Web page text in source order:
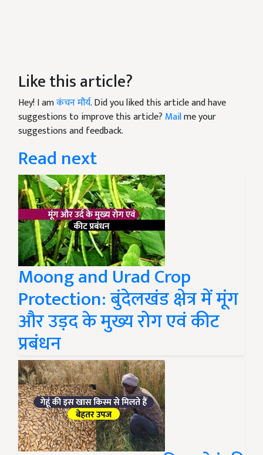
Like this article?
Hey! I amकंचन मौर्य. Did you liked this article and have
suggestions to improve this article? Mailme your
suggestions and feedback.
Read next
Moong and Urad Crop
Protection: बुंदेलखंड क्षेत्र में मूंग
और उड़द के मुख्य रोग एवं कीट
प्रबंधन